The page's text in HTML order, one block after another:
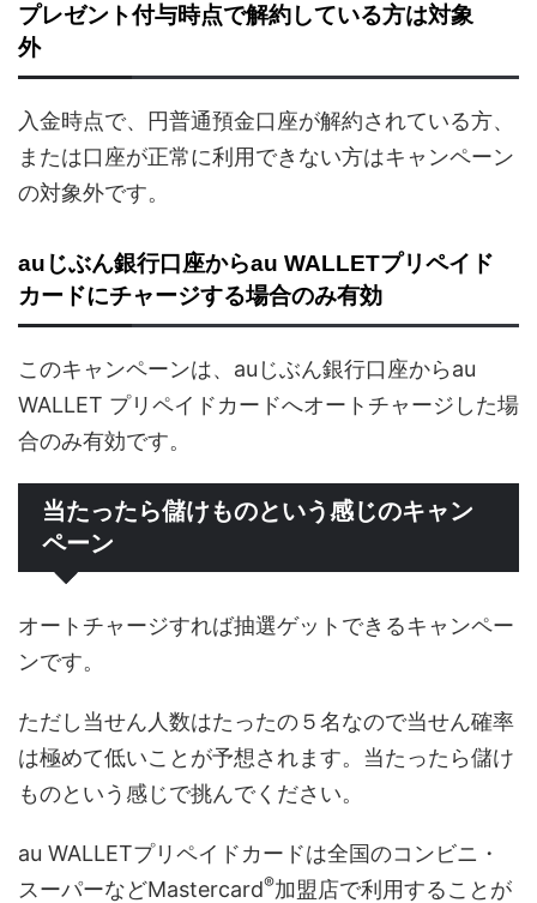
プレゼント付与時点で解約している方は対象
外
入金時点で、円普通預金口座が解約されている方、
または口座が正常に利用できない方はキャンペーン
の対象外です。
auじぶん銀行口座からau WALLETプリペイド
カードにチャージする場合のみ有効
このキャンペーンは、auじぶん銀行口座からau
WALLET プリペイドカードへオートチャージした場
合のみ有効です。
当たったら儲けものという感じのキャン
ペーン
オートチャージすれば抽選ゲットできるキャンペー
ンです。
ただし当せん人数はたったの５名なので当せん確率
は極めて低いことが予想されます。当たったら儲け
ものという感じで挑んでください。
au WALLETプリペイドカードは全国のコンビニ・
スーパーなどMastercard®加盟店で利用することが